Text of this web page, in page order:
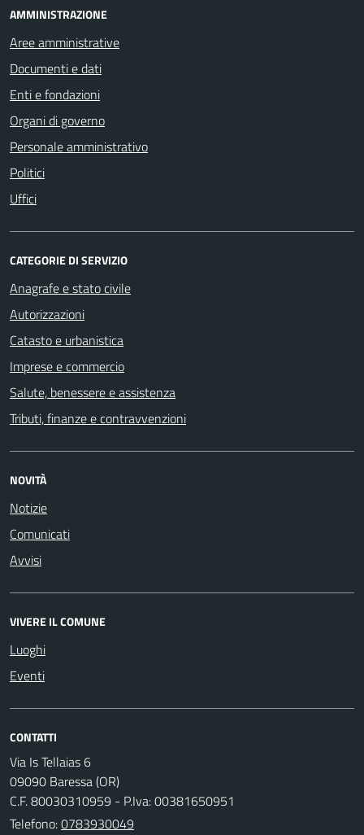
AMMINISTRAZIONE
Aree amministrative
Documenti e dati
Enti e fondazioni
Organi di governo
Personale amministrativo
Politici
Uffici
CATEGORIE DI SERVIZIO
Anagrafe e stato civile
Autorizzazioni
Catasto e urbanistica
Imprese e commercio
Salute, benessere e assistenza
Tributi, finanze e contravvenzioni
NOVITÀ
Notizie
Comunicati
Avvisi
VIVERE IL COMUNE
Luoghi
Eventi
CONTATTI
Via Is Tellaias 6
09090 Baressa (OR)
C.F. 80030310959 - P.Iva: 00381650951
Telefono:0783930049